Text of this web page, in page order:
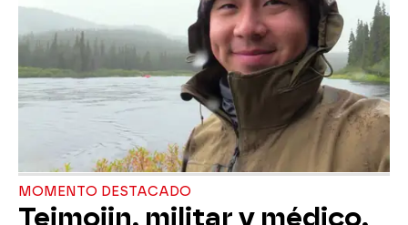
MOMENTO DESTACADO
Teimojin, militar y médico,